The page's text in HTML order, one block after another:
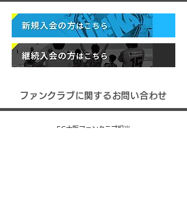
ファンクラブに関するお問い合わせ
FC大阪ファンクラブ担当